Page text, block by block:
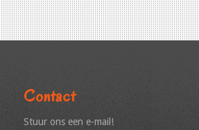
Contact
Stuur ons een e-mail!